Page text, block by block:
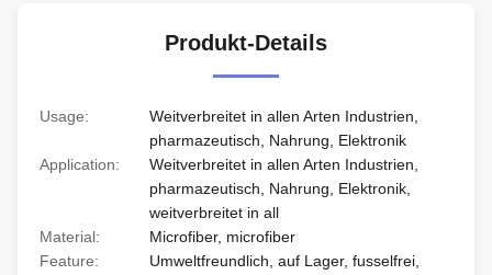
Produkt-Details
Usage:
Weitverbreitet in allen Arten Industrien,
pharmazeutisch, Nahrung, Elektronik
Application:
Weitverbreitet in allen Arten Industrien,
pharmazeutisch, Nahrung, Elektronik,
weitverbreitet in all
Material:
Microfiber, microfiber
Feature:
Umweltfreundlich, auf Lager, fusselfrei,